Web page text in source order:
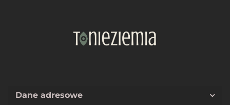
Dane adresowe